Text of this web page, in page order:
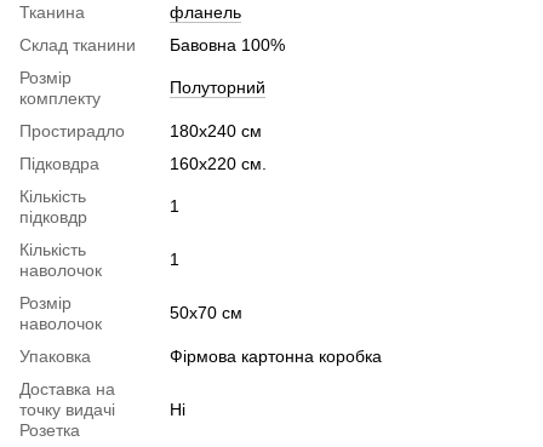
Тканина
фланель
Склад тканини
Бавовна 100%
Розмір
комплекту
Полуторний
Простирадло
180х240 см
Підковдра
160х220 см.
Кількість
підковдр
1
Кількість
наволочок
1
Розмір
наволочок
50х70 см
Упаковка
Фірмова картонна коробка
Доставка на
точку видачі
Розетка
Ні